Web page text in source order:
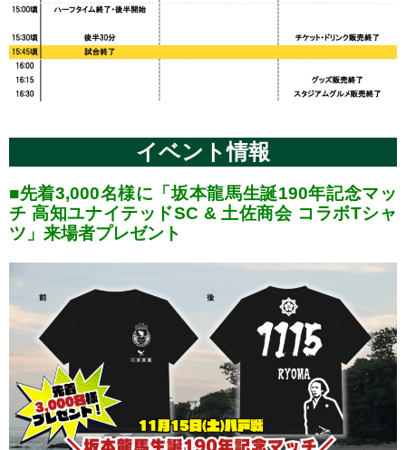
イベント情報
■先着3,000名様に「坂本龍馬生誕190年記念マッ
チ 高知ユナイテッドSC & 土佐商会 コラボTシャ
ツ」来場者プレゼント